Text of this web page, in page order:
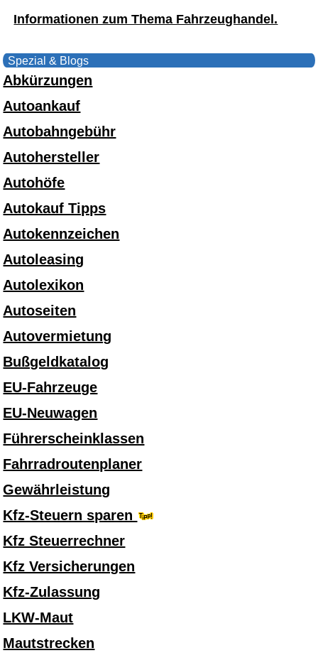
Informationen zum Thema Fahrzeughandel.
Spezial & Blogs
Abkürzungen
Autoankauf
Autobahngebühr
Autohersteller
Autohöfe
Autokauf Tipps
Autokennzeichen
Autoleasing
Autolexikon
Autoseiten
Autovermietung
Bußgeldkatalog
EU-Fahrzeuge
EU-Neuwagen
Führerscheinklassen
Fahrradroutenplaner
Gewährleistung
Kfz-Steuern sparen
Kfz Steuerrechner
Kfz Versicherungen
Kfz-Zulassung
LKW-Maut
Mautstrecken